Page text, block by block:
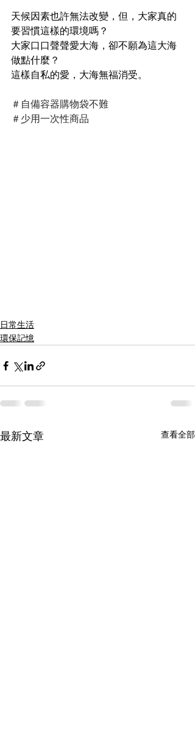
天候因素也許無法改變，但，大家真的
要習慣這樣的環境嗎？
大家口口聲聲愛大海，卻不願為這大海
做點什麼？
這樣自私的愛，大海無福消受。
＃自備容器購物袋不難
＃少用一次性商品
日常生活
環保記憶
最新文章 查看全部